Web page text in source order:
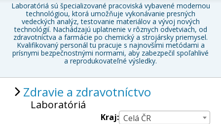
Laboratóriá sú špecializované pracoviská vybavené modernou
technológiou, ktorá umožňuje vykonávanie presných
vedeckých analýz, testovanie materiálov a vývoj nových
technológií. Nachádzajú uplatnenie v rôznych odvetviach, od
zdravotníctva a farmácie po chemický a strojársky priemysel.
Kvalifikovaný personál tu pracuje s najnovšími metódami a
prísnymi bezpečnostnými normami, aby zabezpečil spoľahlivé
a reprodukovateľné výsledky.
Zdravie a zdravotníctvo
Laboratóriá
Kraj: Celá ČR